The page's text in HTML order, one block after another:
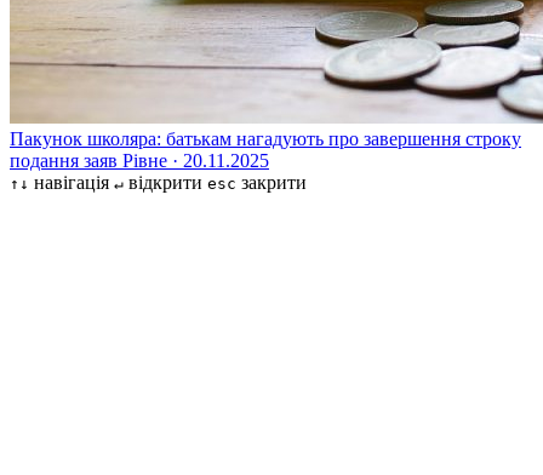
Пакунок школяра: батькам нагадують про завершення строку
подання заяв Рівне · 20.11.2025
↑↓ навігація ↵ відкрити esc закрити